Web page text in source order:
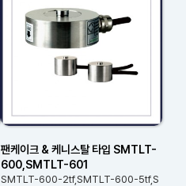
팬케이크 & 케니스탈 타입 SMTLT-
600,SMTLT-601
SMTLT-600-2tf,SMTLT-600-5tf,S